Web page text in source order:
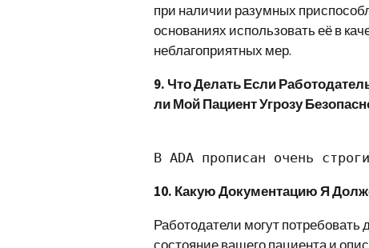
при наличии разумных
основаниях использовать её в
неблагоприятных мер.
9. Что Делать Если
ли Мой Пациент Угрозу
В ADA прописан очень
10. Какую Документацию Я
Работодатели могут